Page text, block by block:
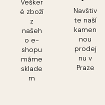
é zboží
z
našeh
o e-
shopu
máme
sklade
m
Navštiv
te naší
kamen
nou
prodej
nu v
Praze